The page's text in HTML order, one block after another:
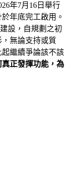
年7月16日舉行
年底完工啟用。
設，自規劃之初
無論支持或質
繼續爭論該不該
正發揮功能，為